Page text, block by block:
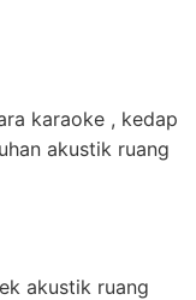
karaoke , kedap
akustik ruang
akustik ruang